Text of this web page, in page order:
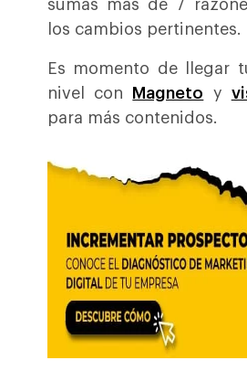
sumas más de 7
los cambios pertinentes.
Es momento de llegar
nivel con
Magneto y
para más contenidos.